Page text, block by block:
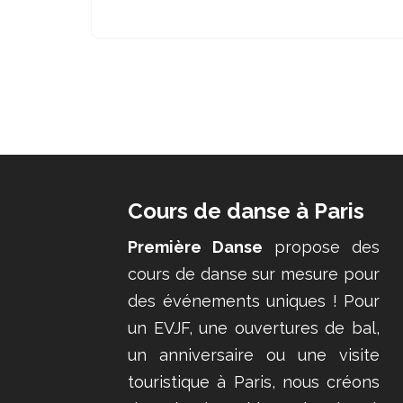
Cours de danse à Paris
Première Danse propose des
cours de danse sur mesure pour
des événements uniques ! Pour
un EVJF, une ouvertures de bal,
un anniversaire ou une visite
touristique à Paris, nous créons